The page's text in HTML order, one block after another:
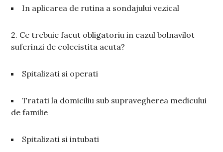
In aplicarea de rutina a sondajului vezical
2. Ce trebuie facut obligatoriu in cazul bolnavilot
suferinzi de colecistita acuta?
Spitalizati si operati
Tratati la domiciliu sub supravegherea medicului
de familie
Spitalizati si intubati